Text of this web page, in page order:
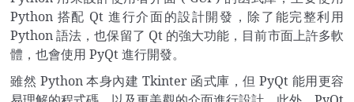
Python 搭配 Qt 進行介面的設計開發，除了能完整利用
Python 語法，也保留了 Qt 的強大功能，目前市面上許多軟
體，也會使用 PyQt 進行開發。
雖然 Python 本身內建 Tkinter 函式庫，但 PyQt 能用更容